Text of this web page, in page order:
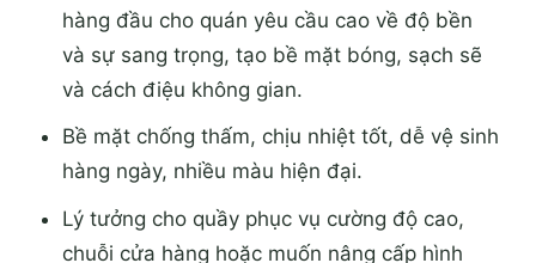
hàng đầu cho quán yêu cầu cao về độ bền
và sự sang trọng, tạo bề mặt bóng, sạch sẽ
và cách điệu không gian.
Bề mặt chống thấm, chịu nhiệt tốt, dễ vệ sinh
hàng ngày, nhiều màu hiện đại.
Lý tưởng cho quầy phục vụ cường độ cao,
chuỗi cửa hàng hoặc muốn nâng cấp hình